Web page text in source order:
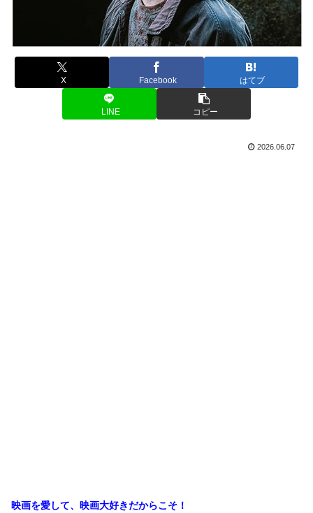
X Facebook はてブ
LINE コピー
2026.06.07
映画を愛して、映画大好きだからこそ！